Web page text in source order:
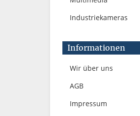
Industriekameras
Informationen
Wir über uns
AGB
Impressum